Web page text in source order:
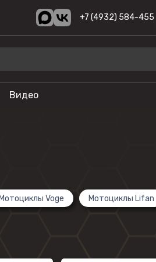
+7 (4932) 584-455
STELS
Видео
Мотоциклы Voge Мотоциклы Lifan